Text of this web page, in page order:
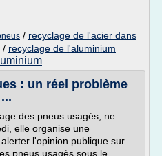
/ recyclage de l'acier dans
/ recyclage de l'aluminium
: un réel problème
des pneus usagés, ne
elle organise une
l'opinion publique sur
pneus usagés sous le